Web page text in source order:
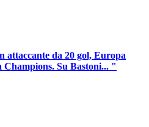
attaccante da 20 gol, Europa
Champions. Su Bastoni... "